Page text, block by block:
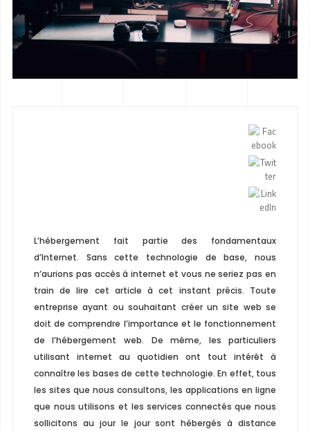
L’hébergement fait partie des fondamentaux
d’Internet. Sans cette technologie de base, nous
n’aurions pas accès à internet et vous ne seriez pas en
train de lire cet article à cet instant précis. Toute
entreprise ayant ou souhaitant créer un site web se
doit de comprendre l’importance et le fonctionnement
de l’hébergement web. De même, les particuliers
utilisant internet au quotidien ont tout intérêt à
connaître les bases de cette technologie. En effet, tous
les sites que nous consultons, les applications en ligne
que nous utilisons et les services connectés que nous
sollicitons au jour le jour sont hébergés à distance